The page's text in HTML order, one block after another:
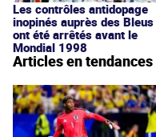
Les contrôles antidopage
inopinés auprès des Bleus
ont été arrêtés avant le
Mondial 1998
Articles en tendances